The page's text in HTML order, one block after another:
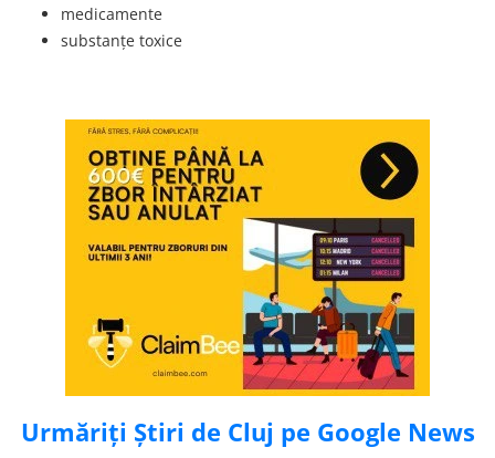
medicamente
substanţe toxice
Urmăriți Știri de Cluj pe Google News